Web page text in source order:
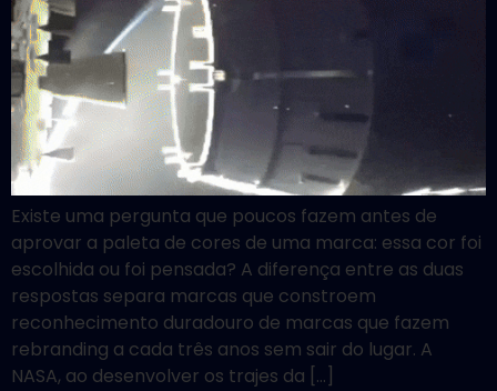
Existe uma pergunta que poucos fazem antes de
aprovar a paleta de cores de uma marca: essa cor foi
escolhida ou foi pensada? A diferença entre as duas
respostas separa marcas que constroem
reconhecimento duradouro de marcas que fazem
rebranding a cada três anos sem sair do lugar. A
NASA, ao desenvolver os trajes da […]